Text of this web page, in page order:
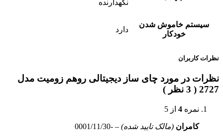
نگهدارنده
سیستم خاموش شدن
خودکار
دارد
نظرات کاربران
نظرات در مورد چای ساز دیجیتالی روهم زومیت مدل
2727 ( 3 نظر )
نمره 4 از 5
کامران (مالک تایید شده) –
-0001/11/30